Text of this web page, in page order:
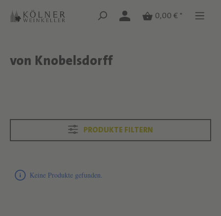
Zum Hauptinhalt springen
Zum Hauptinhalt springen
0,00 € *
Text überspringen
von Knobelsdorff
Text überspringen
PRODUKTE FILTERN
Keine Produkte gefunden.